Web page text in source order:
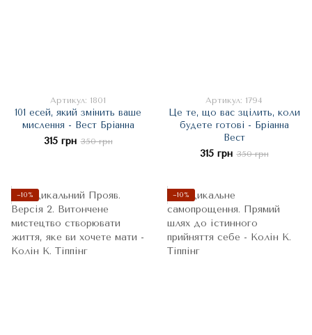
Артикул: 1801
101 есей, який змінить ваше
мислення - Вест Бріанна
315 грн 350 грн
Артикул: 1794
Це те, що вас зцілить, коли
будете готові - Бріанна
Вест
315 грн 350 грн
−10% −10%